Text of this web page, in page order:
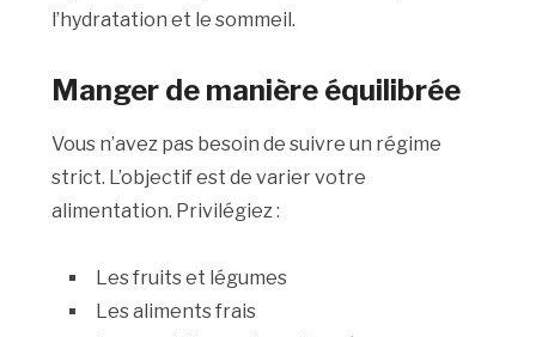
l’hydratation et le sommeil.
Manger de manière équilibrée
Vous n’avez pas besoin de suivre un régime
strict. L’objectif est de varier votre
alimentation. Privilégiez :
Les fruits et légumes
Les aliments frais